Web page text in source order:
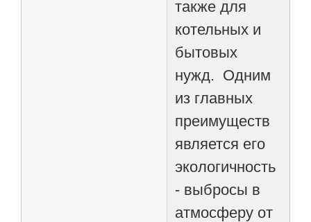
также для
котельных и
бытовых
нужд. Одним
из главных
преимуществ
является его
экологичность
- выбросы в
атмосферу от